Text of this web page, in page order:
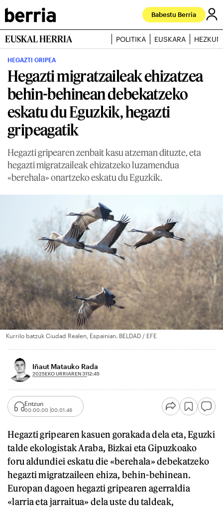
Babestu Berria
EUSKAL HERRIA POLITIKA EUSKARA
HEGAZTI GRIPEA
Hegazti migratzaileak ehizatzea
behin-behinean debekatzeko
eskatu du Eguzkik, hegazti
gripeagatik
Hegazti gripearen zenbait kasu atzeman dituzte, eta
hegazti migratzaileak ehizatzeko luzamendua
«berehala» onartzeko eskatu du Eguzkik.
Kurrilo batzuk Ciudad Realen, Espainian. BELDAD / EFE
Iñaut Matauko Rada
2025EKO URRIAREN 3112:45
Entzun
00:00:00 00:01:46
Hegazti gripearen kasuen gorakada dela eta, Eguzki
talde ekologistak Araba, Bizkai eta Gipuzkoako
foru aldundiei eskatu die «berehala» debekatzeko
hegazti migratzaileen ehiza, behin-behinean.
Europan dagoen hegazti gripearen agerraldia
«larria eta jarraitua» dela uste du taldeak,